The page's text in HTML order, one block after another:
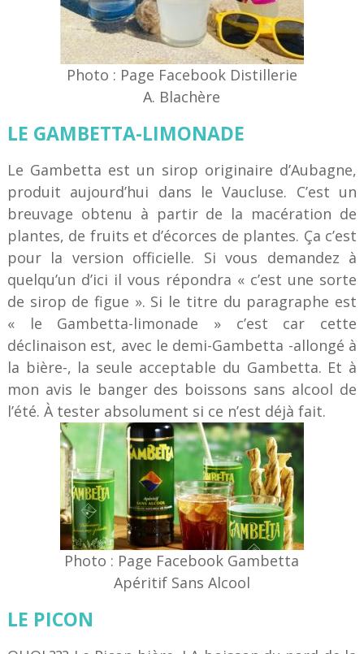
Photo : Page Facebook Distillerie
A. Blachère
LE GAMBETTA-LIMONADE
Le Gambetta est un sirop originaire d’Aubagne,
produit aujourd’hui dans le Vaucluse. C’est un
breuvage obtenu à partir de la macération de
plantes, de fruits et d’écorces de plantes. Ça c’est
pour la version officielle. Si vous demandez à
quelqu’un d’ici il vous répondra « c’est une sorte
de sirop de figue ». Si le titre du paragraphe est
« le Gambetta-limonade » c’est car cette
déclinaison est, avec le demi-Gambetta -allongé à
la bière-, la seule acceptable du Gambetta. Et à
mon avis le banger des boissons sans alcool de
l’été. À tester absolument si ce n’est déjà fait.
Photo : Page Facebook Gambetta
Apéritif Sans Alcool
LE PICON